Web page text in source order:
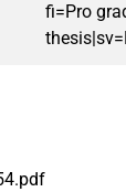
fi=Pro